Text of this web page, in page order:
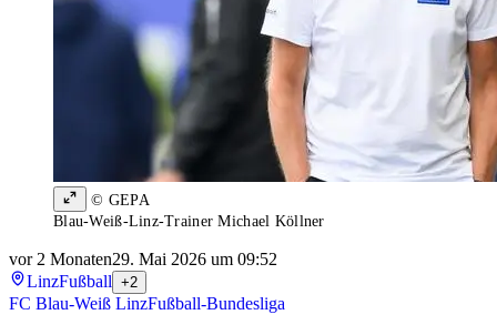
© GEPA
Blau-Weiß-Linz-Trainer Michael Köllner
vor 2 Monaten29. Mai 2026 um 09:52
LinzFußball +2
FC Blau-Weiß LinzFußball-Bundesliga